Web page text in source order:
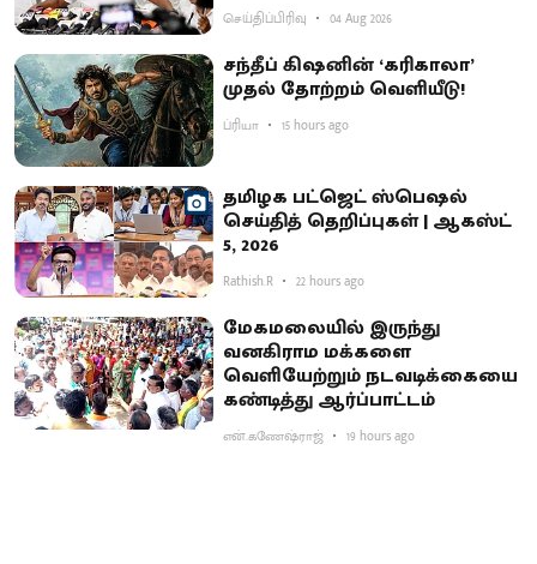
செய்திப்பிரிவு 04 Aug 2026
சந்தீப் கிஷனின் ‘கரிகாலா’
முதல் தோற்றம் வெளியீடு!
ப்ரியா 15 hours ago
தமிழக பட்ஜெட் ஸ்பெஷல்
செய்தித் தெறிப்புகள் | ஆகஸ்ட்
5, 2026
Rathish.R 22 hours ago
மேகமலையில் இருந்து
வனகிராம மக்களை
வெளியேற்றும் நடவடிக்கையை
கண்டித்து ஆர்ப்பாட்டம்
என்.கணேஷ்ராஜ் 19 hours ago